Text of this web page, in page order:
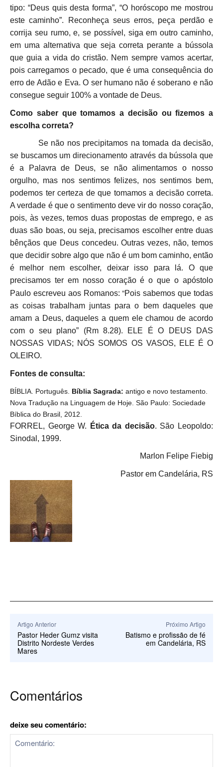
tipo: “Deus quis desta forma”, “O horóscopo me mostrou
este caminho”. Reconheça seus erros, peça perdão e
corrija seu rumo, e, se possível, siga em outro caminho,
em uma alternativa que seja correta perante a bússola
que guia a vida do cristão. Nem sempre vamos acertar,
pois carregamos o pecado, que é uma consequência do
erro de Adão e Eva. O ser humano não é soberano e não
consegue seguir 100% a vontade de Deus.
Como saber que tomamos a decisão ou fizemos a
escolha correta?
Se não nos precipitamos na tomada da decisão,
se buscamos um direcionamento através da bússola que
é a Palavra de Deus, se não alimentamos o nosso
orgulho, mas nos sentimos felizes, nos sentimos bem,
podemos ter certeza de que tomamos a decisão correta.
A verdade é que o sentimento deve vir do nosso coração,
pois, às vezes, temos duas propostas de emprego, e as
duas são boas, ou seja, precisamos escolher entre duas
bênçãos que Deus concedeu. Outras vezes, não, temos
que decidir sobre algo que não é um bom caminho, então
é melhor nem escolher, deixar isso para lá. O que
precisamos ter em nosso coração é o que o apóstolo
Paulo escreveu aos Romanos:“Pois sabemos que todas
as coisas trabalham juntas para o bem daqueles que
amam a Deus, daqueles a quem ele chamou de acordo
com o seu plano” (Rm 8.28).
ELE É O DEUS DAS
NOSSAS VIDAS; NÓS SOMOS OS VASOS, ELE É O
OLEIRO.
Fontes de consulta:
BÍBLIA. Português. Bíblia Sagrada: antigo e novo testamento.
Nova Tradução na Linguagem de Hoje. São Paulo: Sociedade
Bíblica do Brasil, 2012.
FORREL, George W. Ética da decisão. São Leopoldo:
Sinodal, 1999.
Marlon Felipe Fiebig
Pastor em Candelária, RS
Artigo Anterior
Pastor Heder Gumz visita
Distrito Nordeste Verdes
Mares
Próximo Artigo
Batismo e profissão de fé
em Candelária, RS
Comentários
deixe seu comentário: